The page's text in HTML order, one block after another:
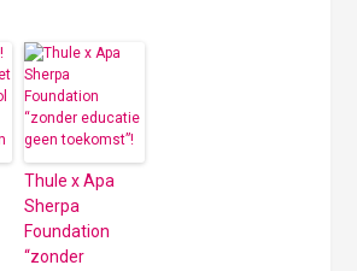
Thule x Apa
Sherpa
Foundation
“zonder